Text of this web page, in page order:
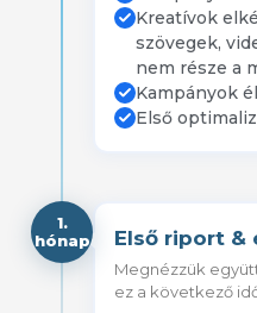
Kreatívok
szövegek,
nem része a
Kampányok
Első
1.
hónap
Első riport &
Megnézzük
ez a következő